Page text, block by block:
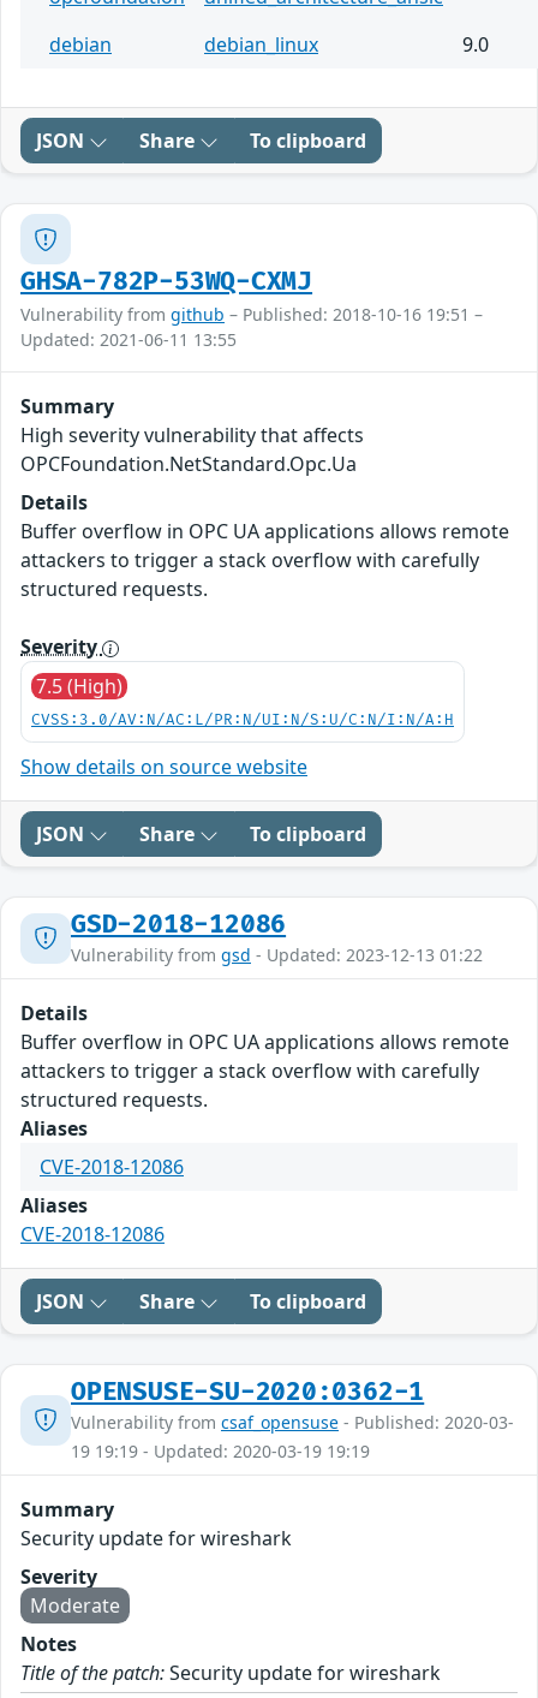
debian
debian_linux 9.0
JSON Share To clipboard
GHSA-782P-53WQ-CXMJ
Vulnerability from github – Published: 2018-10-16 19:51 –
Updated: 2021-06-11 13:55
Summary
High severity vulnerability that affects
OPCFoundation.NetStandard.Opc.Ua
Details
Buffer overflow in OPC UA applications allows remote
attackers to trigger a stack overflow with carefully
structured requests.
Severity
7.5 (High)
CVSS:3.0/AV:N/AC:L/PR:N/UI:N/S:U/C:N/I:N/A:H
Show details on source website
JSON Share To clipboard
GSD-2018-12086
Vulnerability from gsd - Updated: 2023-12-13 01:22
Details
Buffer overflow in OPC UA applications allows remote
attackers to trigger a stack overflow with carefully
structured requests.
Aliases
CVE-2018-12086
Aliases
CVE-2018-12086
JSON Share To clipboard
OPENSUSE-SU-2020:0362-1
Vulnerability from csaf_opensuse - Published: 2020-03-
19 19:19 - Updated: 2020-03-19 19:19
Summary
Security update for wireshark
Severity
Moderate
Notes
Title of the patch:Security update for wireshark